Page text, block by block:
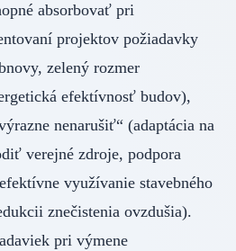
absorbovať pri
projektov požiadavky
zelený rozmer
efektívnosť budov),
nenarušiť“ (adaptácia na
verejné zdroje, podpora
využívanie stavebného
znečistenia ovzdušia).
pri výmene